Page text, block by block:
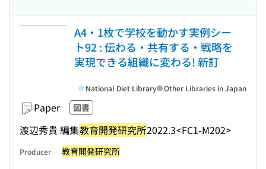
A4・1枚で学校を動かす実例シー
ト92 : 伝わる・共有する・戦略を
実現できる組織に変わる! 新訂
Paper 図書
渡辺秀貴 編集教育開発研究所2022.3<FC1-M202>
National Diet Library Other Libraries in Japan
Producer 教育開発研究所